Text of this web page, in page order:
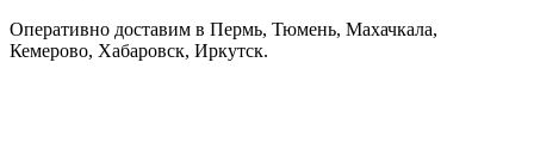
Оперативно доставим в Пермь, Тюмень, Махачкала,
Кемерово, Хабаровск, Иркутск.